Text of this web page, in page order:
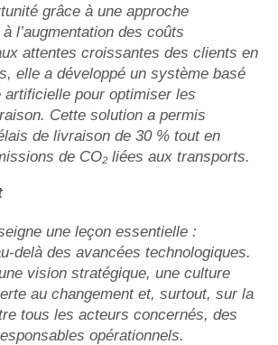
grâce à une approche
l’augmentation des coûts
attentes croissantes des clients en
elle a développé un système basé
artificielle pour optimiser les
Cette solution a permis
de livraison de 30 % tout en
de CO₂ liées aux transports.
une leçon essentielle :
delà des avancées technologiques.
vision stratégique, une culture
au changement et, surtout, sur la
tous les acteurs concernés, des
opérationnels.